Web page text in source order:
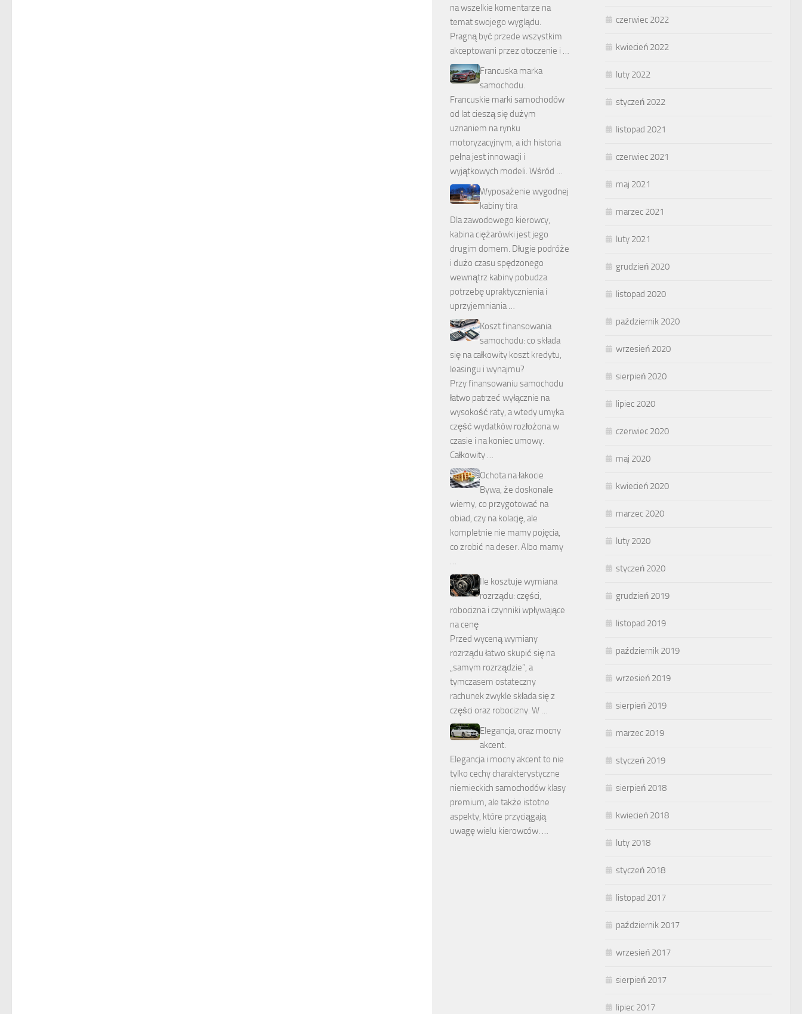
czerwiec 2022
kwiecień 2022
luty 2022
styczeń 2022
listopad 2021
czerwiec 2021
maj 2021
marzec 2021
luty 2021
grudzień 2020
listopad 2020
październik 2020
wrzesień 2020
sierpień 2020
lipiec 2020
czerwiec 2020
maj 2020
kwiecień 2020
marzec 2020
luty 2020
styczeń 2020
grudzień 2019
listopad 2019
październik 2019
wrzesień 2019
sierpień 2019
marzec 2019
styczeń 2019
sierpień 2018
kwiecień 2018
luty 2018
styczeń 2018
listopad 2017
październik 2017
wrzesień 2017
sierpień 2017
lipiec 2017
na wszelkie komentarze na
temat swojego wyglądu.
Pragną być przede wszystkim
akceptowani przez otoczenie i …
Francuska marka
samochodu.
Francuskie marki samochodów
od lat cieszą się dużym
uznaniem na rynku
motoryzacyjnym, a ich historia
pełna jest innowacji i
wyjątkowych modeli. Wśród …
Wyposażenie wygodnej
kabiny tira
Dla zawodowego kierowcy,
kabina ciężarówki jest jego
drugim domem. Długie podróże
i dużo czasu spędzonego
wewnątrz kabiny pobudza
potrzebę upraktycznienia i
uprzyjemniania …
Koszt finansowania
samochodu: co składa
się na całkowity koszt kredytu,
leasingu i wynajmu?
Przy finansowaniu samochodu
łatwo patrzeć wyłącznie na
wysokość raty, a wtedy umyka
część wydatków rozłożona w
czasie i na koniec umowy.
Całkowity …
Ochota na łakocie
Bywa, że doskonale
wiemy, co przygotować na
obiad, czy na kolację, ale
kompletnie nie mamy pojęcia,
co zrobić na deser. Albo mamy
…
Ile kosztuje wymiana
rozrządu: części,
robocizna i czynniki wpływające
na cenę
Przed wyceną wymiany
rozrządu łatwo skupić się na
„samym rozrządzie”, a
tymczasem ostateczny
rachunek zwykle składa się z
części oraz robocizny. W …
Elegancja, oraz mocny
akcent.
Elegancja i mocny akcent to nie
tylko cechy charakterystyczne
niemieckich samochodów klasy
premium, ale także istotne
aspekty, które przyciągają
uwagę wielu kierowców. …